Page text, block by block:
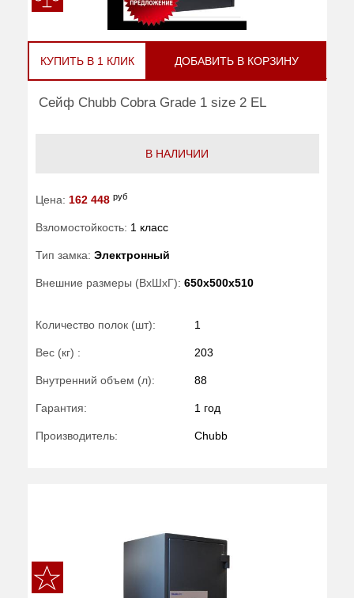
КУПИТЬ В 1 КЛИК ДОБАВИТЬ В КОРЗИНУ
Сейф Chubb Cobra Grade 1 size 2 EL
В НАЛИЧИИ
Цена: 162 448 руб
Взломостойкость: 1 класс
Тип замка: Электронный
Внешние размеры (ВхШхГ): 650x500x510
Количество полок (шт): 1
Вес (кг) : 203
Внутренний объем (л): 88
Гарантия: 1 год
Производитель: Chubb